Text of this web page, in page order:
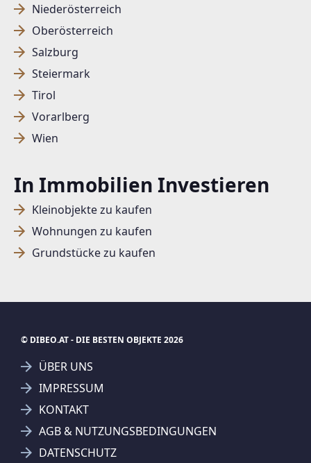
Niederösterreich
Oberösterreich
Salzburg
Steiermark
Tirol
Vorarlberg
Wien
In Immobilien Investieren
Kleinobjekte zu kaufen
Wohnungen zu kaufen
Grundstücke zu kaufen
© DIBEO.AT - DIE BESTEN OBJEKTE 2026
ÜBER UNS
IMPRESSUM
KONTAKT
AGB & NUTZUNGSBEDINGUNGEN
DATENSCHUTZ